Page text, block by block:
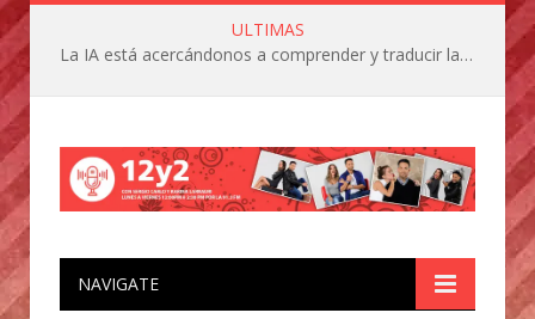
ULTIMAS
La IA está acercándonos a comprender y traducir las vocalizaciones y comportamientos de nuestras mascotas
NAVIGATE